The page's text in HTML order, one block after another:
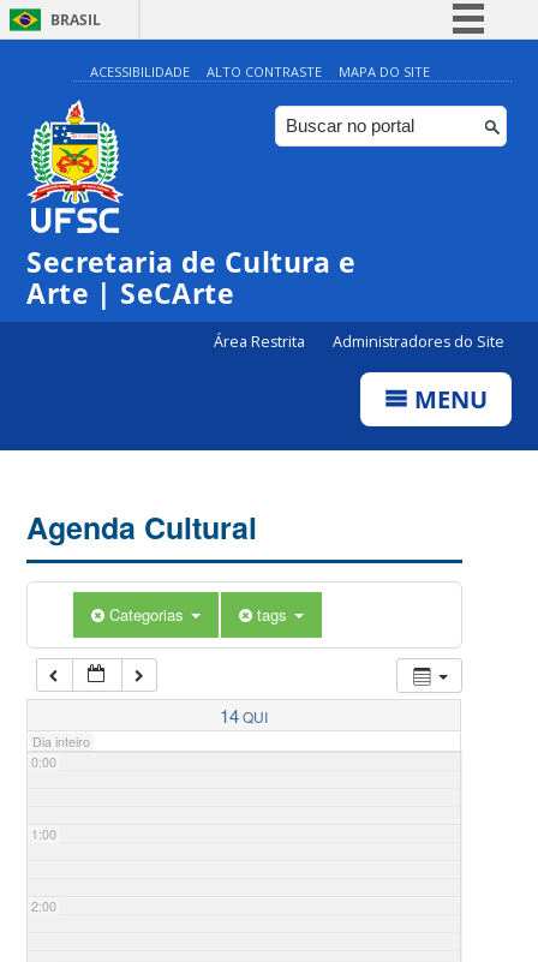
BRASIL
Simplifique!
Comunica BR
Participe
ACESSIBILIDADE ALTO CONTRASTE MAPA DO SITE
Secretaria de Cultura e
Arte | SeCArte
Área Restrita Administradores do Site
MENU
Agenda Cultural
Categorias tags
14QUI
Dia inteiro
0:00
1:00
2:00